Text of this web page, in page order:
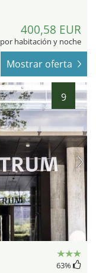
400,58 EUR
por habitación y noche
Mostrar oferta
9
63%